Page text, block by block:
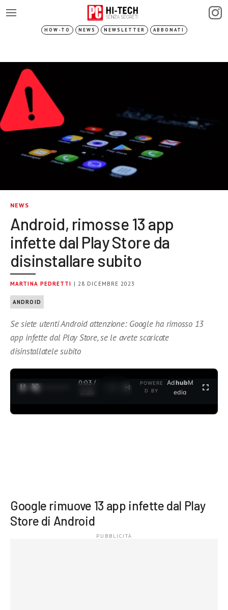
HOW-TO NEWS NEWSLETTER ABBONATI
NEWS
Android, rimosse 13 app
infette dal Play Store da
disinstallare subito
MARTINA PEDRETTI | 28 DICEMBRE 2023
ANDROID
Se siete utenti Android attenzione: Google ha rimosso 13
app infette dal Play Store, se le avete scaricate
disinstallatele subito
0:04 /
3:35
POWERE
D BY
AdhubM
edia
Google rimuove 13 app infette dal Play
Store di Android